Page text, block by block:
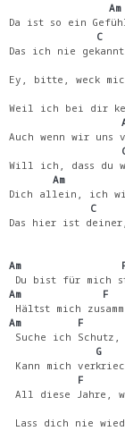
Am
Da ist so ein
C
Das ich nie
Ey, bitte, weck
Weil ich bei dir
Auch wenn wir
Will ich, dass du
Am
Dich allein, ich
C
Das hier ist
Am
Du bist für mich
Am             F
Hältst mich
Am         F
Suche ich
G
Kann mich
F
All diese Jahre,
Lass dich nie